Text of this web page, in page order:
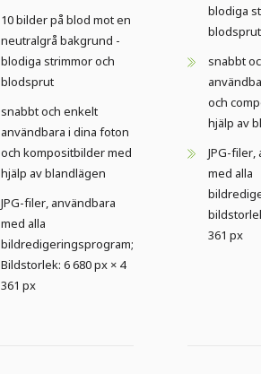
10 bilder på blod mot en
neutralgrå bakgrund -
blodiga strimmor och
blodsprut
snabbt och enkelt
användbara i dina foton
och kompositbilder med
hjälp av blandlägen
JPG-filer, användbara
med alla
bildredigeringsprogram;
Bildstorlek: 6 680 px × 4
361 px
blodiga
blodsprut
snabbt
och
hjälp av
JPG-filer,
med alla
361 px